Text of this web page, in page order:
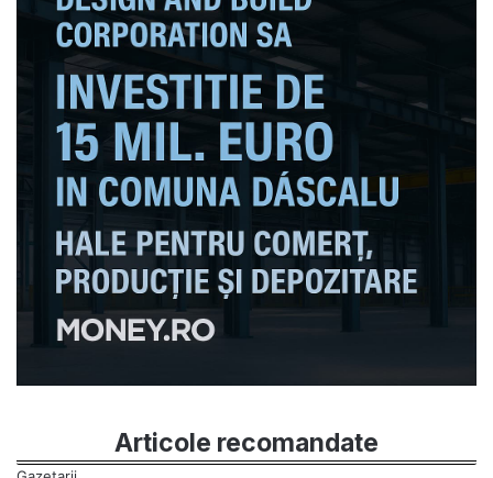
Articole recomandate